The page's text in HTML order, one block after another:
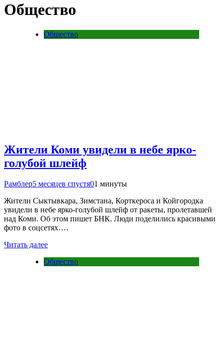
Общество
Общество
Жители Коми увидели в небе ярко-
голубой шлейф
Рамблер5 месяцев спустя01 минуты
Жители Сыктывкара, Зимстана, Корткероса и Койгородка
увидели в небе ярко-голубой шлейф от ракеты, пролетавшей
над Коми. Об этом пишет БНК. Люди поделились красивыми
фото в соцсетях….
Читать далее
Общество